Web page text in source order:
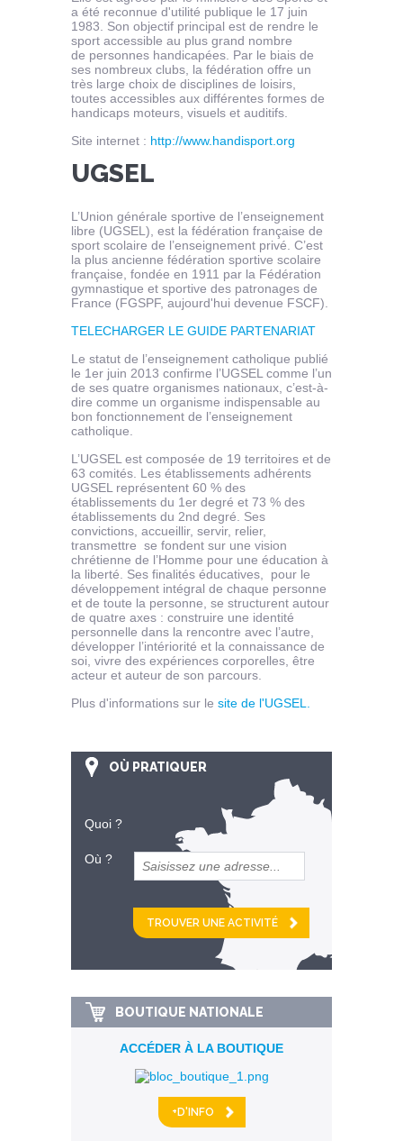
a été reconnue d'utilité publique le 17 juin
1983. Son objectif principal est de rendre le
sport accessible au plus grand nombre
de personnes handicapées. Par le biais de
ses nombreux clubs, la fédération offre un
très large choix de disciplines de loisirs,
toutes accessibles aux différentes formes de
handicaps moteurs, visuels et auditifs.
Site internet : http://www.handisport.org
UGSEL
L’Union générale sportive de l’enseignement
libre (UGSEL), est la fédération française de
sport scolaire de l’enseignement privé. C’est
la plus ancienne fédération sportive scolaire
française, fondée en 1911 par la Fédération
gymnastique et sportive des patronages de
France (FGSPF, aujourd'hui devenue FSCF).
TELECHARGER LE GUIDE PARTENARIAT
Le statut de l’enseignement catholique publié
le 1er juin 2013 confirme l’UGSEL comme l’un
de ses quatre organismes nationaux, c’est-à-
dire comme un organisme indispensable au
bon fonctionnement de l’enseignement
catholique.
L’UGSEL est composée de 19 territoires et de
63 comités. Les établissements adhérents
UGSEL représentent 60 % des
établissements du 1er degré et 73 % des
établissements du 2nd degré. Ses
convictions, accueillir, servir, relier,
transmettre se fondent sur une vision
chrétienne de l’Homme pour une éducation à
la liberté. Ses finalités éducatives, pour le
développement intégral de chaque personne
et de toute la personne, se structurent autour
de quatre axes : construire une identité
personnelle dans la rencontre avec l’autre,
développer l’intériorité et la connaissance de
soi, vivre des expériences corporelles, être
acteur et auteur de son parcours.
Plus d'informations sur le site de l'UGSEL.
OÙ PRATIQUER
Quoi ?
Où ?
et
km alentour
BOUTIQUE NATIONALE
ACCÉDER À LA BOUTIQUE
+D'INFO